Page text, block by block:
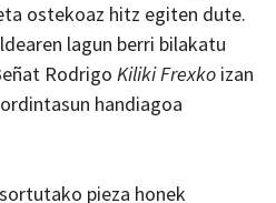
ostekoaz hitz egiten dute.
lagun berri bilakatu
Rodrigo Kiliki Frexko izan
handiagoa
pieza honek